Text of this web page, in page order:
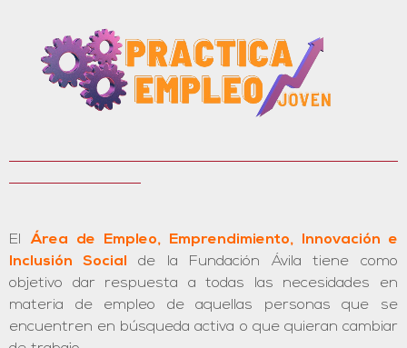
ElÁrea de Empleo, Emprendimiento, Innovación e
Inclusión Social
de la Fundación Ávila tiene como
objetivo dar respuesta a todas las necesidades en
materia de empleo de aquellas personas que se
encuentren en búsqueda activa o que quieran cambiar